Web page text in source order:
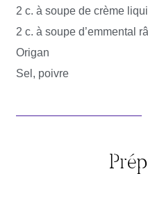
2 c. à soupe de crème
2 c. à soupe d’emmental
Origan
Sel, poivre